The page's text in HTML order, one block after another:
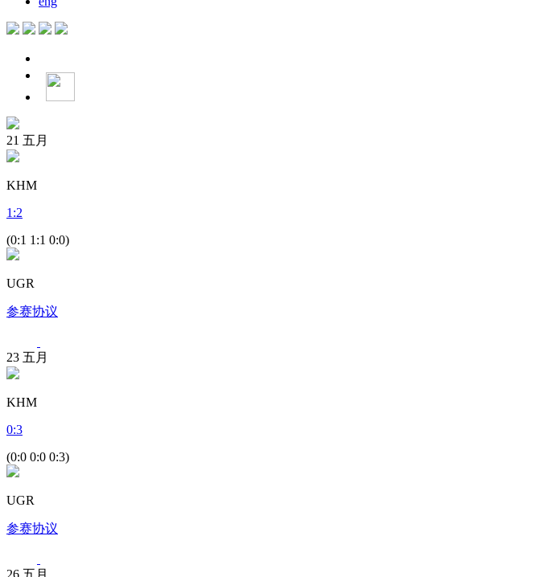
21 五月
KHM
1 :2
(0:1 1:1 0:0)
UGR
参赛协议
23 五月
KHM
0:3
(0:0 0:0 0:3)
UGR
参赛协议
26 五月